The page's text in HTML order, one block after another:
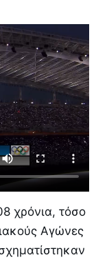
χρόνια, τόσο
Αγώνες